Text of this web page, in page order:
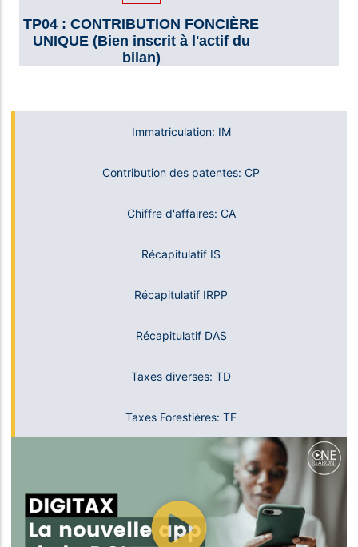
Immatriculation: IM
Contribution des patentes: CP
Chiffre d'affaires: CA
Récapitulatif IS
Récapitulatif IRPP
Récapitulatif DAS
Taxes diverses: TD
Taxes Forestières: TF
TP04 : CONTRIBUTION FONCIÈRE
UNIQUE (Bien inscrit à l'actif du
bilan)